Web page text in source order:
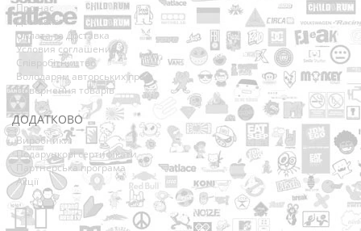
Про нас
Доставка
Оплата та Доставка
Условия соглашения
Співробітництво
Володарям авторських прав
Повернення товарів
ДОДАТКОВО
Виробники
Подарункові сертифікати
Партнерська програма
Акції